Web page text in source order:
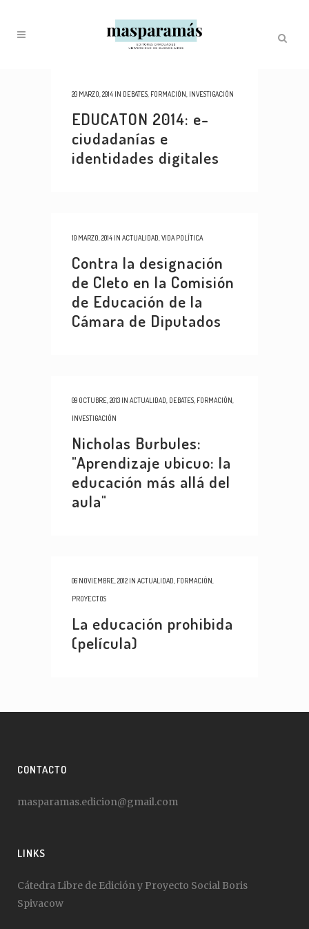
20 MARZO, 2014 IN DEBATES FORMACIÓN INVESTIGACIÓN
EDUCATON 2014: e-
ciudadanías e
identidades digitales
10 MARZO, 2014 IN ACTUALIDAD VIDA POLÍTICA
Contra la designación
de Cleto en la Comisión
de Educación de la
Cámara de Diputados
09 OCTUBRE, 2013 IN ACTUALIDAD DEBATES FORMACIÓN
INVESTIGACIÓN
Nicholas Burbules:
"Aprendizaje ubicuo: la
educación más allá del
aula"
06 NOVIEMBRE, 2012 IN ACTUALIDAD FORMACIÓN
PROYECTOS
La educación prohibida
(película)
CONTACTO
masparamas.edicion@gmail.com
LINKS
Cátedra Libre de Edición y Proyecto Social Boris
Spivacow